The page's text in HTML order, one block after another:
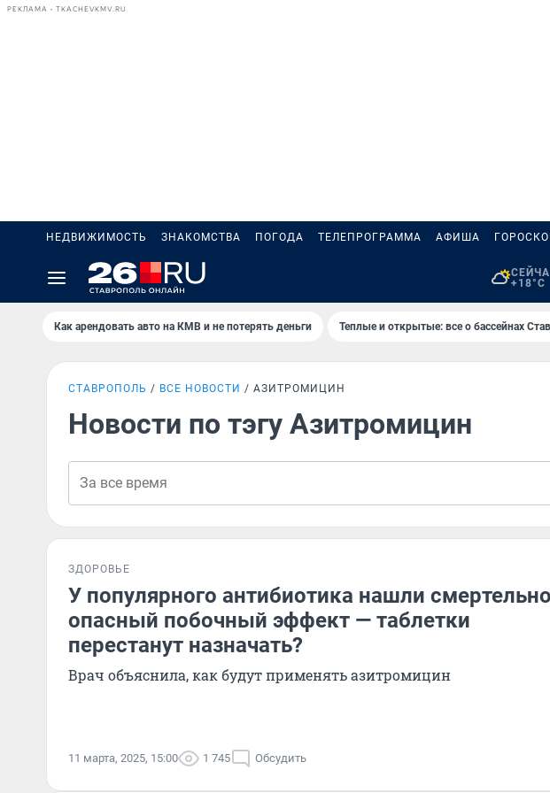
РЕКЛАМА • TKACHEVKMV.RU
НЕДВИЖИМОСТЬ ЗНАКОМСТВА ПОГОДА ТЕЛЕПРОГРАММА АФИША
+18°C
Как арендовать авто на КМВ и не потерять деньги Теплые и открытые: все о бассейнах
СТАВРОПОЛЬ ВСЕ НОВОСТИ АЗИТРОМИЦИН
Новости по тэгу Азитромицин
ЗДОРОВЬЕ
У популярного антибиотика нашли смертельно
опасный побочный эффект — таблетки
перестанут назначать?
Врач объяснила, как будут применять азитромицин
11 марта, 2025, 15:00 1 745 Обсудить